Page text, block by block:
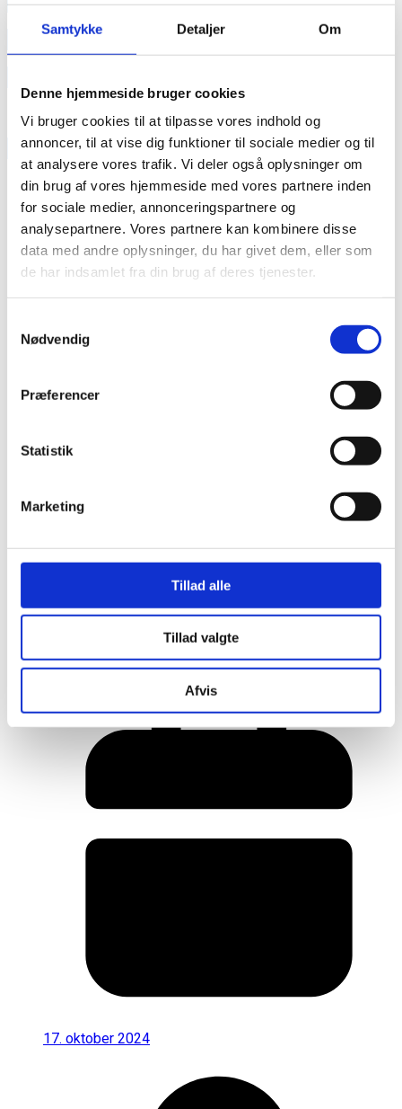
Samtykke Detaljer Om
Denne hjemmeside bruger cookies
Vi bruger cookies til at tilpasse vores indhold og
annoncer, til at vise dig funktioner til sociale medier og til
at analysere vores trafik. Vi deler også oplysninger om
din brug af vores hjemmeside med vores partnere inden
for sociale medier, annonceringspartnere og
analysepartnere. Vores partnere kan kombinere disse
data med andre oplysninger, du har givet dem, eller som
de har indsamlet fra din brug af deres tjenester.
Nødvendig
Præferencer
Statistik
Marketing
Tillad alle
Tillad valgte
Afvis
annonce
RAINBOW BUSINESS DENMARK
Rainbow Awards
17. oktober 2024